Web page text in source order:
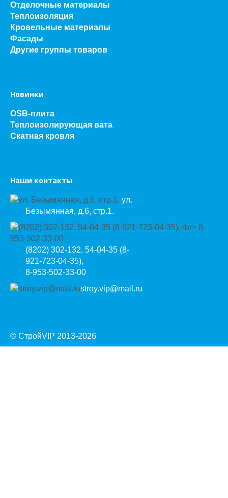
Отделочные материалы
Теплоизоляция
Кровельные материалы
Фасады
Другие группы товаров
Новинки
OSB-плита
Теплоизолирующая вата
Скатная кровля
Наши контакты
ул.
Безымянная, д.6, стр.1.
(8202) 302-132, 54-04-35 (8-
921-723-04-35),
8-953-502-33-00
stroy.vip@mail.ru
© СтройVIP 2013-2026